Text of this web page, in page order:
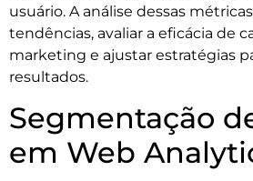
usuário. A análise dessas
tendências, avaliar a eficácia de
marketing e ajustar estratégias
resultados.
Segmentação
em Web